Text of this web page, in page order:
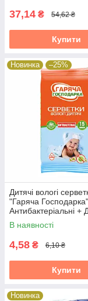
37,14 ₴ 54,62 ₴
Купити
Новинка –25%
Дитячі вологі
"Гаряча Господарка"
Антибактеріальні +
пантенол 15 шт.
65324
В наявності
4,58 ₴ 6,10 ₴
Купити
Новинка